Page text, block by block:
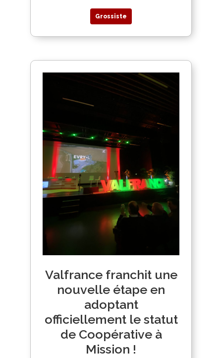
Grossiste
Valfrance franchit une
nouvelle étape en
adoptant
officiellement le statut
de Coopérative à
Mission !